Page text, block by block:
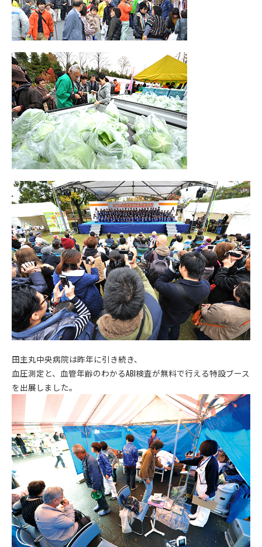
田主丸中央病院は昨年に引き続き、
血圧測定と、血管年齢のわかるABI検査が無料で行える特設ブース
を出展しました。